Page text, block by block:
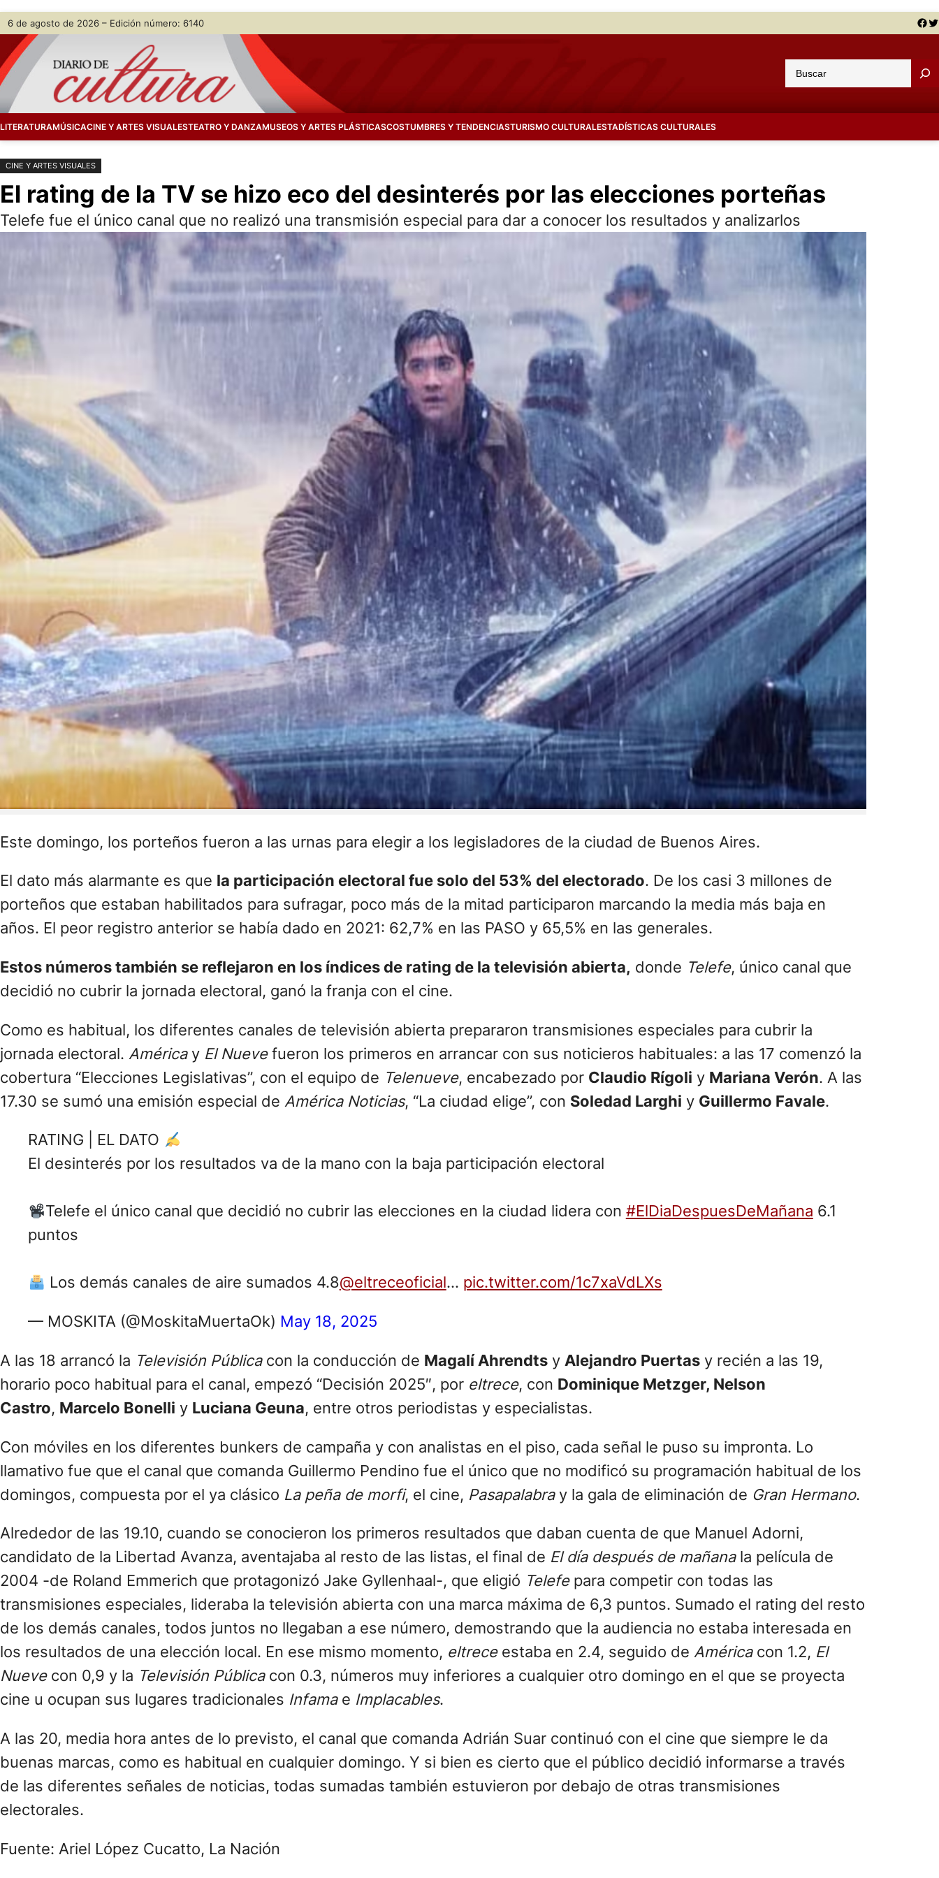
Saltar
contenido
Skip
content
6 de agosto de 2026 – Edición número: 6140 Facebook Twitter
u
a
LITERATURAMÚSICACINE Y ARTES VISUALESTEATRO Y DANZAMUSEOS Y ARTES PLÁSTICASCOSTUMBRES Y TENDENCIASTURISMO CULTURALESTADÍSTICAS CULTURALES
CINE Y ARTES VISUALES
El rating de la TV se hizo eco del desinterés por las elecciones porteñas
Telefe fue el único canal que no realizó una transmisión especial para dar a conocer los resultados y analizarlos
Este domingo, los porteños fueron a las urnas para elegir a los legisladores de la ciudad de Buenos Aires.
El dato más alarmante es que la participación electoral fue solo del 53% del electorado. De los casi 3 millones de
porteños que estaban habilitados para sufragar, poco más de la mitad participaron marcando la media más baja en
años. El peor registro anterior se había dado en 2021: 62,7% en las PASO y 65,5% en las generales.
Estos números también se reflejaron en los índices de rating de la televisión abierta, donde Telefe, único canal que
decidió no cubrir la jornada electoral, ganó la franja con el cine.
Como es habitual, los diferentes canales de televisión abierta prepararon transmisiones especiales para cubrir la
jornada electoral. Américay El Nuevefueron los primeros en arrancar con sus noticieros habituales: a las 17 comenzó la
cobertura “Elecciones Legislativas”, con el equipo de Telenueve, encabezado por Claudio Rígoli y Mariana Verón. A las
17.30 se sumó una emisión especial de América Noticias, “La ciudad elige”, con Soledad Larghi y Guillermo Favale.
RATING | EL DATO
El desinterés por los resultados va de la mano con la baja participación electoral
Telefe el único canal que decidió no cubrir las elecciones en la ciudad lidera con #ElDiaDespuesDeMañana 6.1
puntos
Los demás canales de aire sumados 4.8@eltreceoficial… pic.twitter.com/1c7xaVdLXs
— MOSKITA (@MoskitaMuertaOk) May 18, 2025
A las 18 arrancó la Televisión Públicacon la conducción de Magalí Ahrendts y Alejandro Puertas y recién a las 19,
horario poco habitual para el canal, empezó “Decisión 2025″, por eltrece, con Dominique Metzger, Nelson
Castro, Marcelo Bonelli y Luciana Geuna, entre otros periodistas y especialistas.
Con móviles en los diferentes bunkers de campaña y con analistas en el piso, cada señal le puso su impronta. Lo
llamativo fue que el canal que comanda Guillermo Pendino fue el único que no modificó su programación habitual de los
domingos, compuesta por el ya clásico La peña de morfi, el cine, Pasapalabray la gala de eliminación de Gran Hermano.
Alrededor de las 19.10, cuando se conocieron los primeros resultados que daban cuenta de que Manuel Adorni,
candidato de la Libertad Avanza, aventajaba al resto de las listas, el final de El día después de mañanala película de
2004 -de Roland Emmerich que protagonizó Jake Gyllenhaal-, que eligió Telefepara competir con todas las
transmisiones especiales, lideraba la televisión abierta con una marca máxima de 6,3 puntos. Sumado el rating del resto
de los demás canales, todos juntos no llegaban a ese número, demostrando que la audiencia no estaba interesada en
los resultados de una elección local. En ese mismo momento, eltreceestaba en 2.4, seguido de Américacon 1.2, El
Nuevecon 0,9 y la Televisión Públicacon 0.3, números muy inferiores a cualquier otro domingo en el que se proyecta
cine u ocupan sus lugares tradicionales Infamae Implacables.
A las 20, media hora antes de lo previsto, el canal que comanda Adrián Suar continuó con el cine que siempre le da
buenas marcas, como es habitual en cualquier domingo. Y si bien es cierto que el público decidió informarse a través
de las diferentes señales de noticias, todas sumadas también estuvieron por debajo de otras transmisiones
electorales.
Fuente: Ariel López Cucatto, La Nación